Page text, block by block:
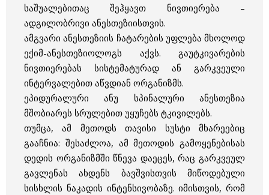
საშუალებითაც შეჰყავთ ნივთიერება –
ადგილობრივი ანესთეზიისთვის.
ამგვარი ანესთეზიის ჩატარების უფლება მხოლოდ
ექიმ-ანესთეზიოლოგს აქვს. გაუტკივარების
ნივთიერებას სისტემატურად ან გარკვეული
ინტერვალებით აწვდიან ორგანიზმს.
ეპიდურალური ანუ სპინალური ანესთეზია
მშობიარეს სრულებით უყუჩებს ტკივილებს.
თუმცა, ამ მეთოდს თავისი სუსტი მხარეებიც
გააჩნია: შესაძლოა, ამ მეთოდის გამოყენებისას
დედის ორგანიზმში წნევა დაეცეს, რაც გარკვეულ
გავლენას ახდენს ბავშვისთვის მიწოდებული
სისხლის ნაკადის ინტენსივობაზე. იმისთვის, რომ